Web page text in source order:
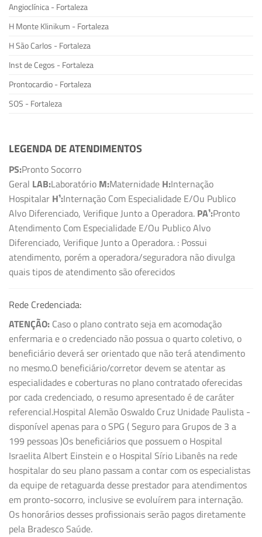
Angioclínica - Fortaleza
H Monte Klinikum - Fortaleza
H São Carlos - Fortaleza
Inst de Cegos - Fortaleza
Prontocardio - Fortaleza
SOS - Fortaleza
LEGENDA DE ATENDIMENTOS
PS:Pronto Socorro
Geral LAB:Laboratório M:Maternidade H:Internação
Hospitalar H¹:Internação Com Especialidade E/Ou Publico
Alvo Diferenciado, Verifique Junto a Operadora. PA¹:Pronto
Atendimento Com Especialidade E/Ou Publico Alvo
Diferenciado, Verifique Junto a Operadora. : Possui
atendimento, porém a operadora/seguradora não divulga
quais tipos de atendimento são oferecidos
Rede Credenciada:
ATENÇÃO: Caso o plano contrato seja em acomodação
enfermaria e o credenciado não possua o quarto coletivo, o
beneficiário deverá ser orientado que não terá atendimento
no mesmo.O beneficiário/corretor devem se atentar as
especialidades e coberturas no plano contratado oferecidas
por cada credenciado, o resumo apresentado é de caráter
referencial.Hospital Alemão Oswaldo Cruz Unidade Paulista -
disponível apenas para o SPG ( Seguro para Grupos de 3 a
199 pessoas )Os beneficiários que possuem o Hospital
Israelita Albert Einstein e o Hospital Sírio Libanês na rede
hospitalar do seu plano passam a contar com os especialistas
da equipe de retaguarda desse prestador para atendimentos
em pronto-socorro, inclusive se evoluírem para internação.
Os honorários desses profissionais serão pagos diretamente
pela Bradesco Saúde.